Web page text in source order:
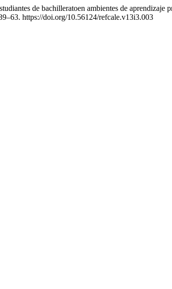
de bachilleratoen ambientes de aprendizaje
https://doi.org/10.56124/refcale.v13i3.003